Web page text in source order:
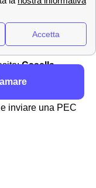
degli indirizzi
Casella
Se si
inviare una PEC